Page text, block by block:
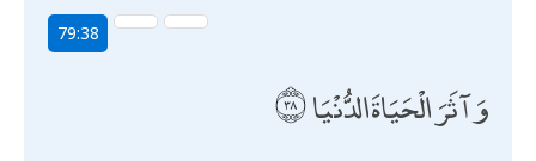
79:38
وَآثَرَ الْحَيَاةَ الدُّنْيَا